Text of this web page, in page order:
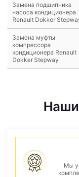
Замена подшипника
насоса кондиционера
Renault Dokker
Замена муфты
компрессора
кондиционера Renault
Dokker Stepway
Мы